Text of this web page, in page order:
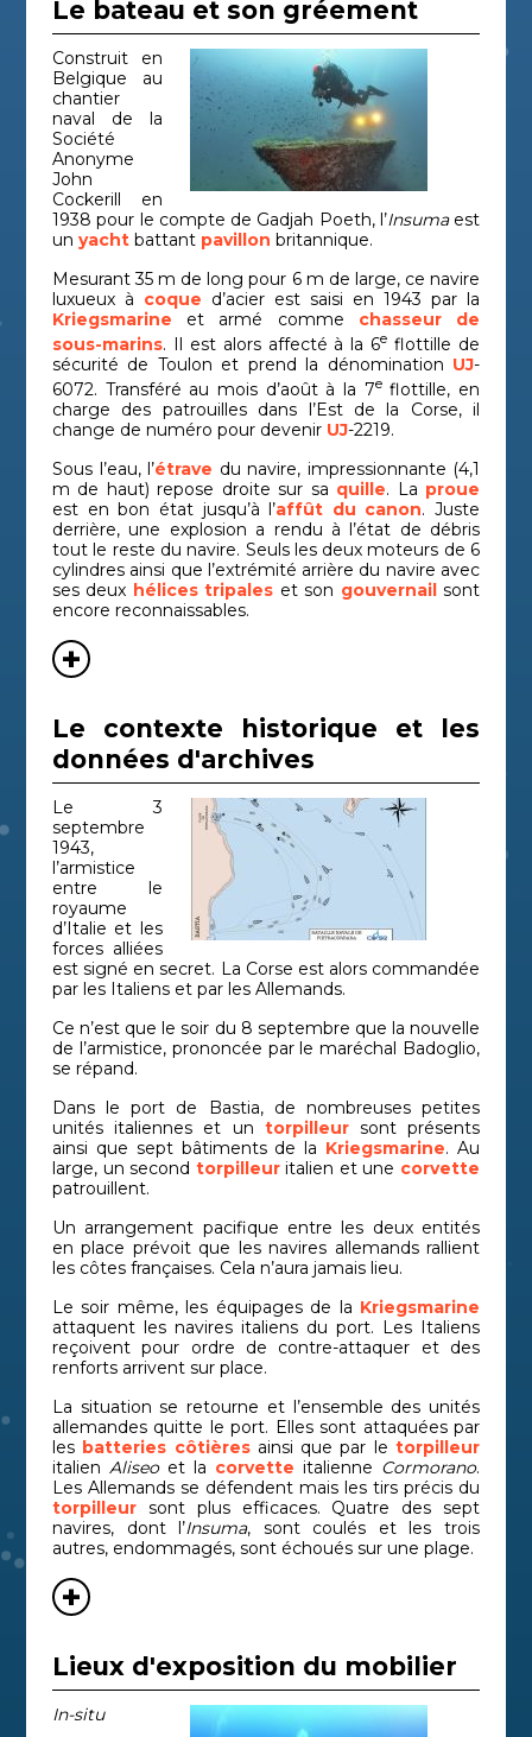
Rubis
sous-marin
contemporaine
Sainte-
Dorothéa
Épave de
navire
Période
moderne
Sud Caveaux
1
Épave de
navire
Antiquité
Titan
Épave de
Antiquité
Tour
Épave de
Antiquité
Tour
d'Agnello 2
Épave de
navire
Période
contemporaine
Tour Sainte
Marie 1
Épave de
navire
Antiquité
Le bateau et son gréement
Construit en
Belgique au
chantier
naval de la
Société
Anonyme
John
Cockerill en
1938 pour le compte de Gadjah Poeth, l’Insumaest
un yacht battant pavillon britannique.
Mesurant 35 m de long pour 6 m de large, ce navire
luxueux à coque d’acier est saisi en 1943 par la
Kriegsmarine et armé comme chasseur de
sous-marins. Il est alors affecté à la 6e flottille de
sécurité de Toulon et prend la dénomination UJ-
6072. Transféré au mois d’août à la 7eflottille, en
charge des patrouilles dans l’Est de la Corse, il
change de numéro pour devenir UJ-2219.
Sous l’eau, l’étrave du navire, impressionnante (4,1
m de haut) repose droite sur sa quille. La proue
est en bon état jusqu’à l’affût du canon. Juste
derrière, une explosion a rendu à l’état de débris
tout le reste du navire. Seuls les deux moteurs de 6
cylindres ainsi que l’extrémité arrière du navire avec
ses deux hélices tripales et son gouvernailsont
encore reconnaissables.
Le contexte historique et les
données d'archives
Le 3
septembre
1943,
l’armistice
entre le
royaume
d’Italie et les
forces alliées
est signé en secret. La Corse est alors commandée
par les Italiens et par les Allemands.
Ce n’est que le soir du 8 septembre que la nouvelle
de l’armistice, prononcée par le maréchal Badoglio,
se répand.
Dans le port de Bastia, de nombreuses petites
unités italiennes et un torpilleursont présents
ainsi que sept bâtiments de la Kriegsmarine. Au
large, un second torpilleuritalien et une corvette
patrouillent.
Un arrangement pacifique entre les deux entités
en place prévoit que les navires allemands rallient
les côtes françaises. Cela n’aura jamais lieu.
Le soir même, les équipages de la Kriegsmarine
attaquent les navires italiens du port. Les Italiens
reçoivent pour ordre de contre-attaquer et des
renforts arrivent sur place.
La situation se retourne et l’ensemble des unités
allemandes quitte le port. Elles sont attaquées par
les batteries côtièresainsi que par letorpilleur
italien Aliseoet la corvette italienne Cormorano.
Les Allemands se défendent mais les tirs précis du
torpilleur sont plus efficaces. Quatre des sept
navires, dont l’Insuma, sont coulés et les trois
autres, endommagés, sont échoués sur une plage.
Lieux d'exposition du mobilier
In-situ